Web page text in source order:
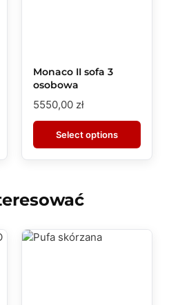
Monaco II sofa 3
osobowa
5550,00 zł
Select options